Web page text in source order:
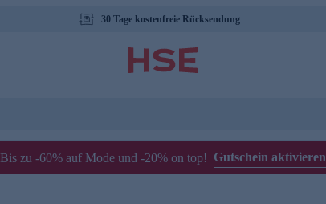
30 Tage kostenfreie Rücksendung
Bis zu -60% auf Mode und -20% on top! Gutschein aktivieren